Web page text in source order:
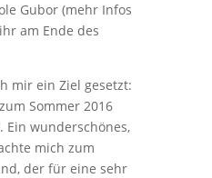
Gubor (mehr Infos
am Ende des
mir ein Ziel gesetzt:
Sommer 2016
wunderschönes,
mich zum
der für eine sehr